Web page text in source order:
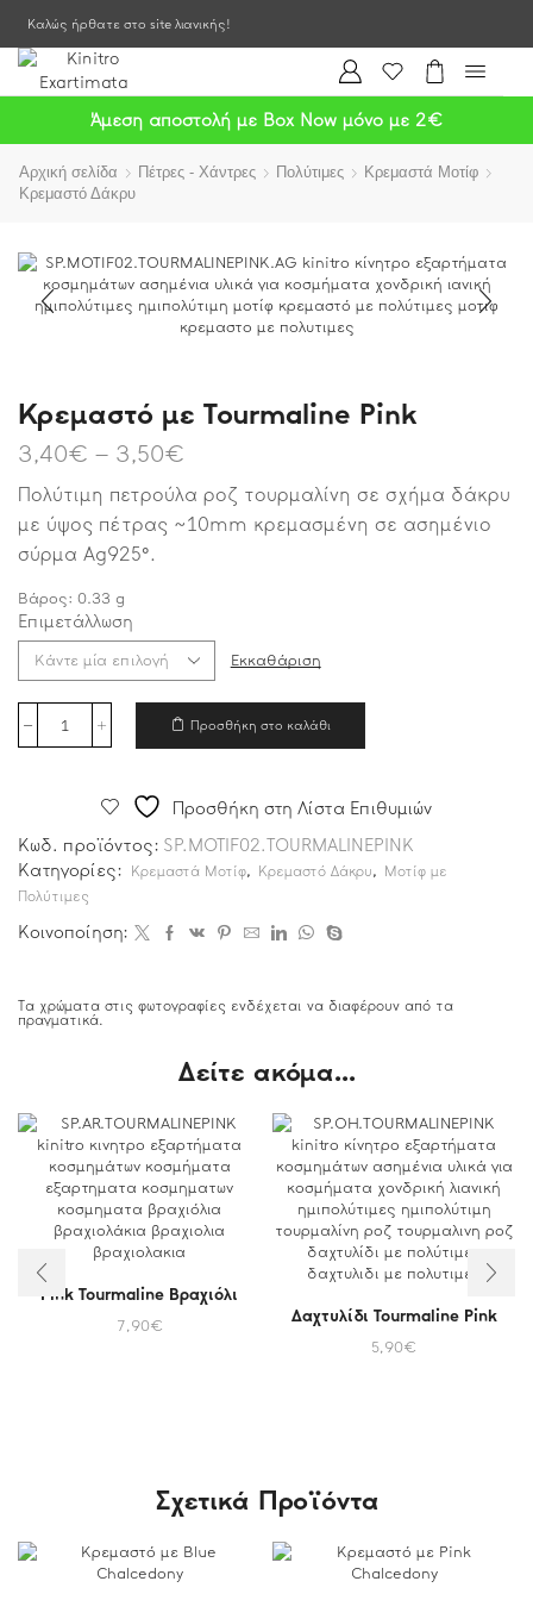
Καλώς ήρθατε στο site λιανικής!
Άμεση αποστολή με Box Now μόνο με 2€
Αρχική σελίδα Πέτρες - Χάντρες Πολύτιμες
Κρεμαστά Μοτίφ
Κρεμαστό Δάκρυ
Κρεμαστό με Tourmaline Pink
3,40€ – 3,50€
Πολύτιμη πετρούλα ροζ τουρμαλίνη σε σχήμα δάκρυ
με ύψος πέτρας ~10mm κρεμασμένη σε ασημένιο
σύρμα Ag925°.
Βάρος: 0.33 g
Επιμετάλλωση
Εκκαθάριση
Προσθήκη στο καλάθι
Προσθήκη στη Λίστα Επιθυμιών
Κωδ. προϊόντος: SP.MOTIF02.TOURMALINEPINK
Κατηγορίες:
Κρεμαστά Μοτίφ, Κρεμαστό Δάκρυ,
Μοτίφ με
Πολύτιμες
Κοινοποίηση:
Τα χρώματα στις φωτογραφίες ενδέχεται να διαφέρουν από τα
πραγματικά.
Δείτε ακόμα...
Pink Tourmaline Βραχιόλι
7,90€ Δαχτυλίδι Tourmaline Pink
5,90€
Σχετικά Προϊόντα